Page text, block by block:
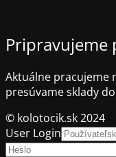
Pripravujeme
Aktuálne pracujeme
presúvame sklady
© kolotocik.sk 2024
User Login